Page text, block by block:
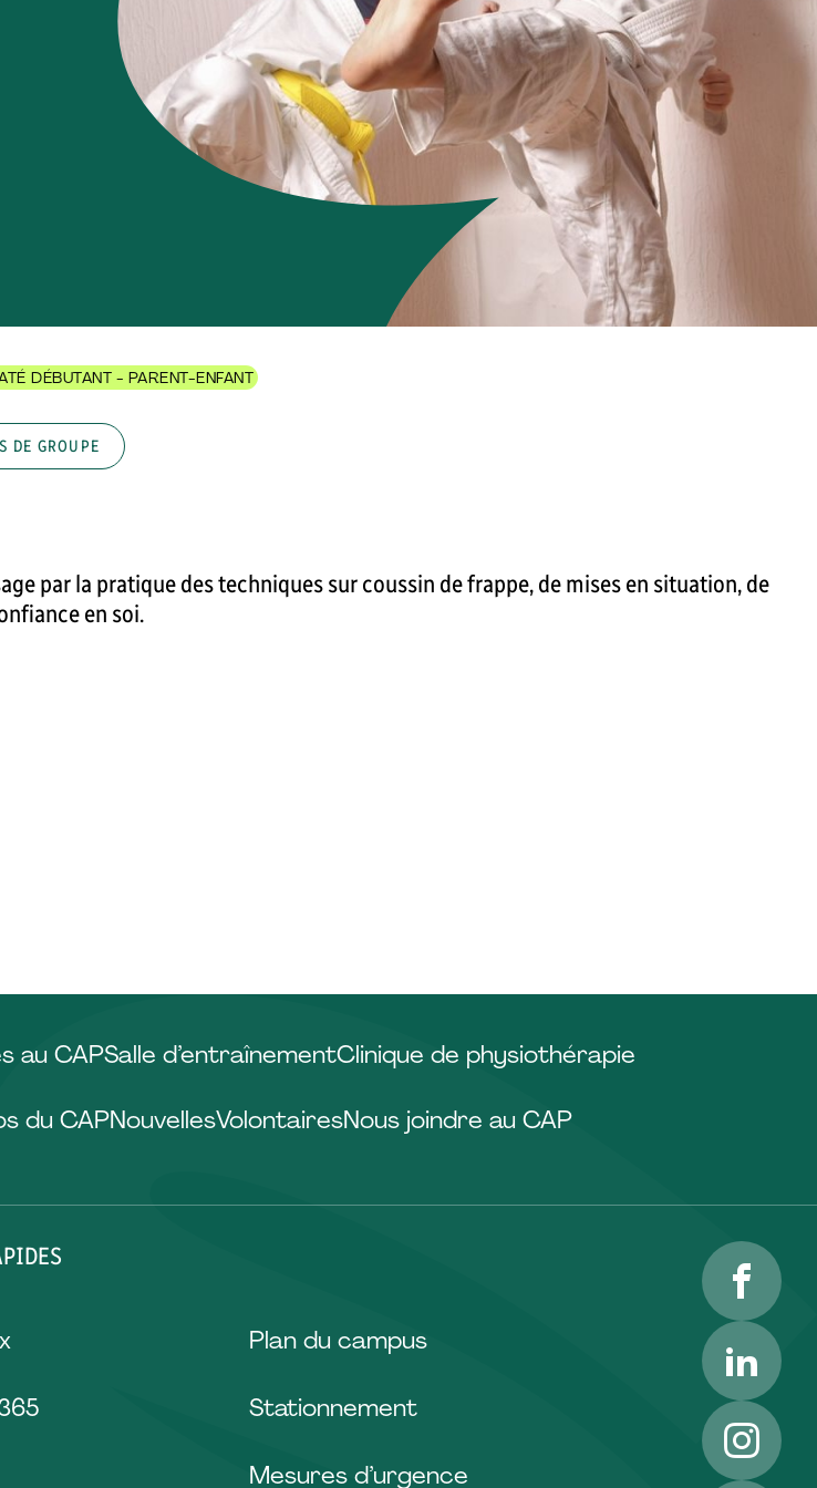
DÉBUTANT - PARENT-ENFANT
DE GROUPE
par la pratique des techniques sur coussin de frappe, de mises en situation, de
en soi.
au CAPSalle d’entraînementClinique de physiothérapie
du CAPNouvellesVolontairesNous joindre au CAP
Plan du campus
Stationnement
Mesures d’urgence